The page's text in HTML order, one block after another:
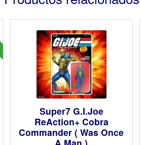
Super7 G.I.Joe
ReAction+ Cobra
Commander ( Was Once